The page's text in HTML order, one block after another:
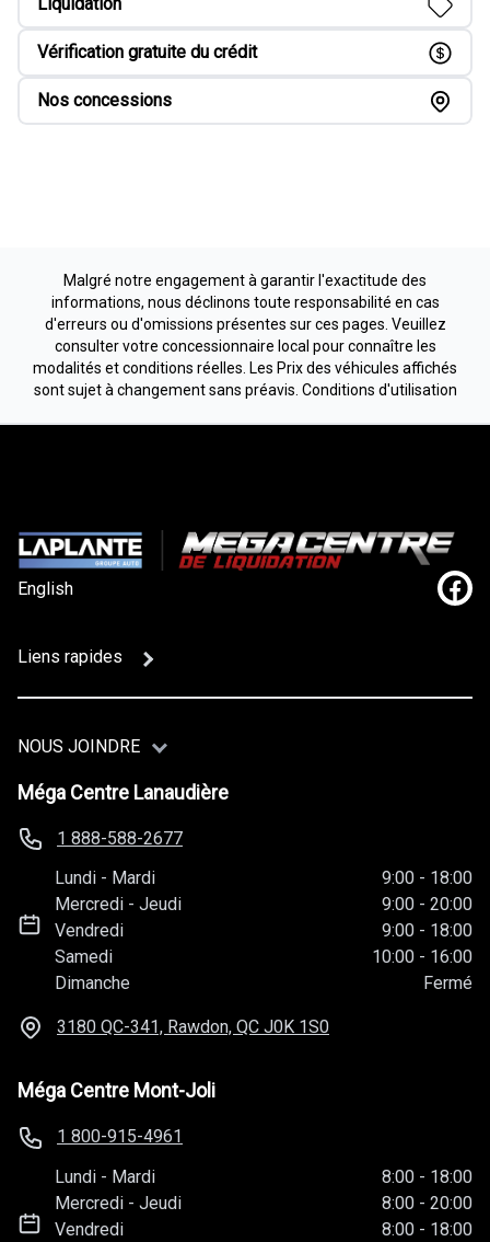
Liquidation
Vérification gratuite du crédit
Nos concessions
Malgré notre engagement à garantir l'exactitude des
informations, nous déclinons toute responsabilité en cas
d'erreurs ou d'omissions présentes sur ces pages. Veuillez
consulter votre concessionnaire local pour connaître les
modalités et conditions réelles. Les Prix des véhicules affichés
sont sujet à changement sans préavis. Conditions d'utilisation
English
Liens rapides
NOUS JOINDRE
Méga Centre Lanaudière
1 888-588-2677
Lundi - Mardi 9:00 - 18:00
Mercredi -Jeudi 9:00 - 20:00
Vendredi
9:00 - 18:00
Samedi
10:00 - 16:00
Dimanche
Fermé
3180 QC-341, Rawdon, QC J0K 1S0
Méga Centre Mont-Joli
1 800-915-4961
Lundi - Mardi 8:00 - 18:00
Mercredi -Jeudi 8:00 - 20:00
Vendredi
8:00 - 18:00